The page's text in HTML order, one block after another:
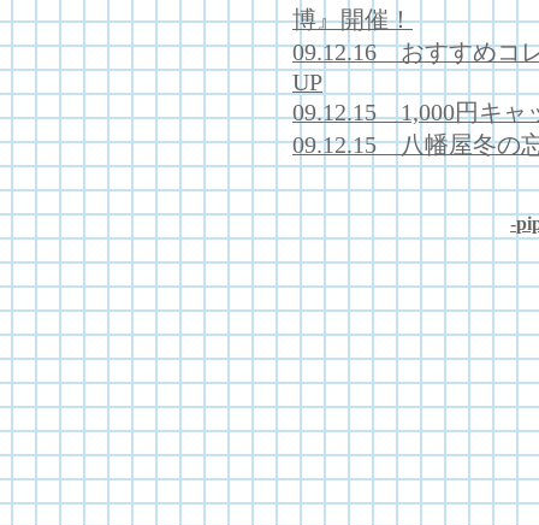
博』開催！
09.12.16 おすすめコ
UP
09.12.15 1,000円キャ
09.12.15 八幡屋冬の
-